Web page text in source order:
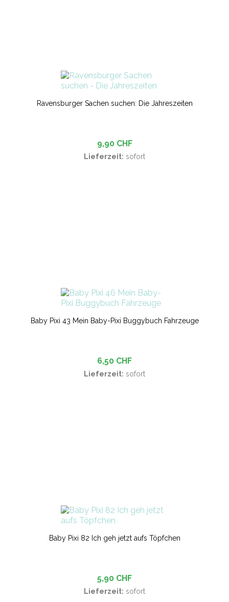
Ravensburger Sachen suchen: Die Jahreszeiten
9,90 CHF
Lieferzeit: sofort
Baby Pixi 43 Mein Baby-Pixi Buggybuch Fahrzeuge
6,50 CHF
Lieferzeit: sofort
Baby Pixi 82 Ich geh jetzt aufs Töpfchen
5,90 CHF
Lieferzeit: sofort